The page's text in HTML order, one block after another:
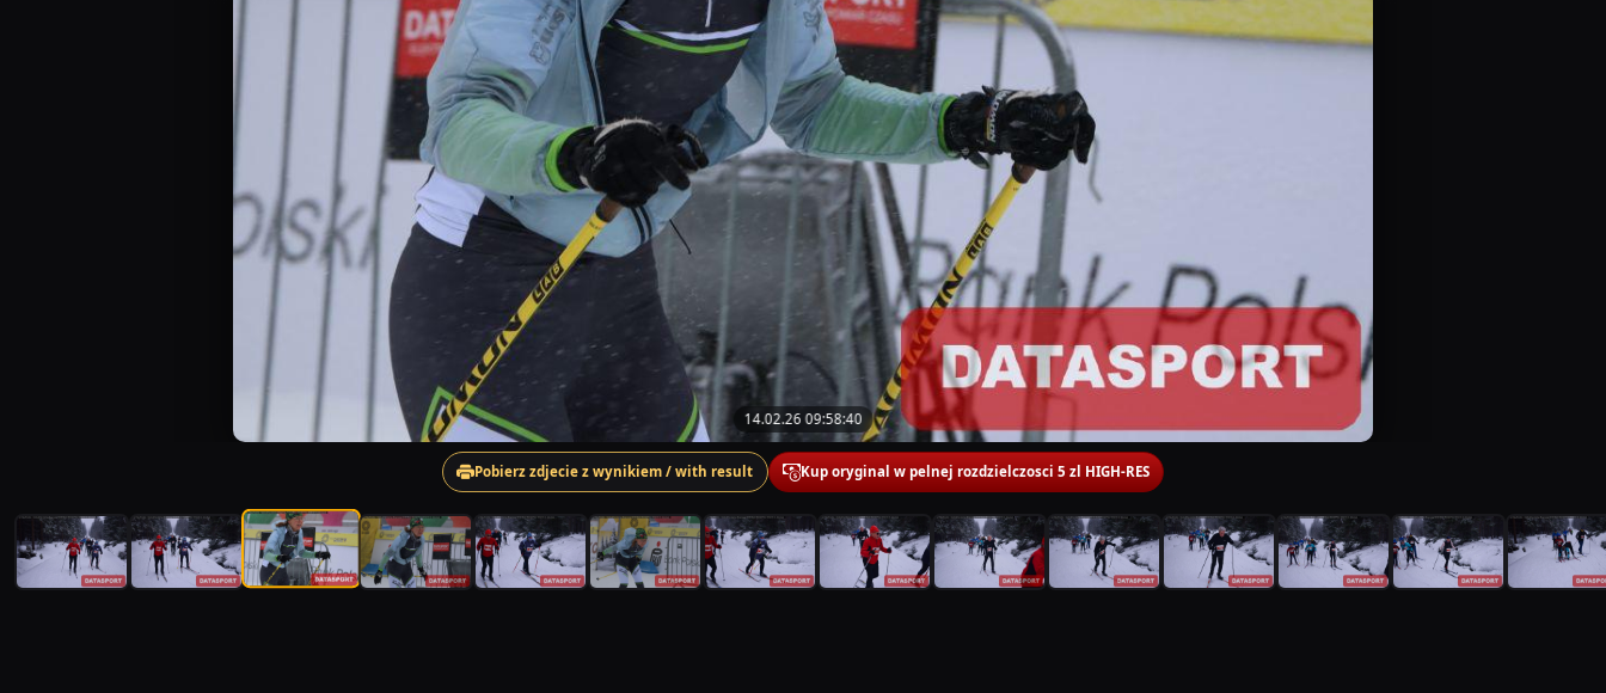
14.02.26 09:58:40
Pobierz zdjecie z wynikiem / with result Kup oryginal w pelnej rozdzielczosci 5 zl HIGH-RES